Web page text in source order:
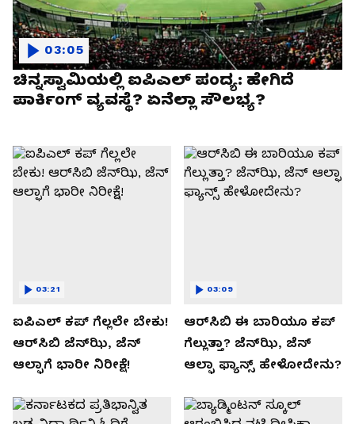
ಚಿನ್ನಸ್ವಾಮಿಯಲ್ಲಿ ಐಪಿಎಲ್‌ ಪಂದ್ಯ: ಹೇಗಿದೆ
ಪಾರ್ಕಿಂಗ್ ವ್ಯವಸ್ಥೆ? ಏನೆಲ್ಲಾ ಸೌಲಭ್ಯ?
03:05
ಐಪಿಎಲ್ ಕಪ್‌ ಗೆಲ್ಲಲೇ ಬೇಕು!
ಆರ್‌ಸಿಬಿ ಜೆನ್‌ಝಿ, ಜೆನ್‌
ಆಲ್ಫಾಗೆ ಭಾರೀ ನಿರೀಕ್ಷೆ!
03:21
ಆರ್‌ಸಿಬಿ ಈ ಬಾರಿಯೂ ಕಪ್‌
ಗೆಲ್ಲುತ್ತಾ? ಜೆನ್‌ಝಿ, ಜೆನ್‌
ಆಲ್ಫಾ ಫ್ಯಾನ್ಸ್ ಹೇಳೋದೇನು?
03:09